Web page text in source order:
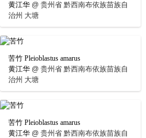
黄江华 @ 贵州省 黔西南布依族苗族自
治州 大塘
苦竹 Pleioblastus amarus
黄江华 @ 贵州省 黔西南布依族苗族自
治州 大塘
苦竹 Pleioblastus amarus
黄江华 @ 贵州省 黔西南布依族苗族自